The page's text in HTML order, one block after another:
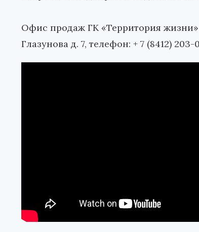
Офис продаж ГК «Территория жизни»
Глазунова д. 7, телефон: + 7 (8412) 203-